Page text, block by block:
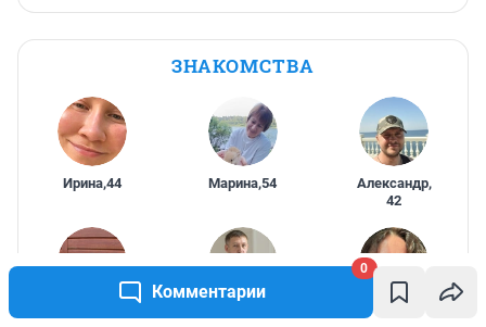
Комментарии
0
ЗНАКОМСТВА
Ирина,44 Марина,54 Александр,
42
Алёнушка